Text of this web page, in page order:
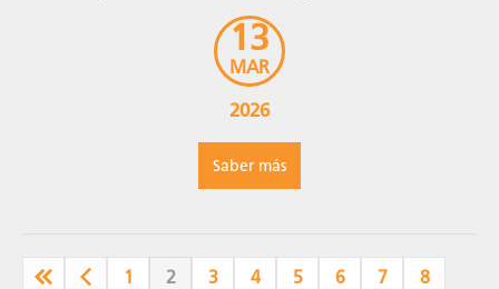
13
MAR
2026
Saber más
publicación del artículo […]
1 2 3 4 5 6 7
8